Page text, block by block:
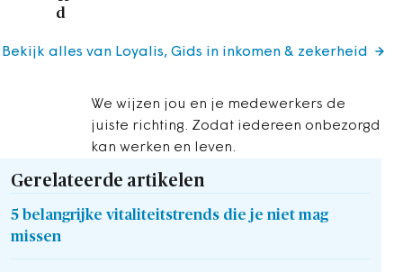
d
We wijzen jou en je medewerkers de
juiste richting. Zodat iedereen onbezorgd
kan werken en leven.
Bekijk alles van Loyalis, Gids in inkomen & zekerheid
Gerelateerde artikelen
5 belangrijke vitaliteitstrends die je niet mag
missen